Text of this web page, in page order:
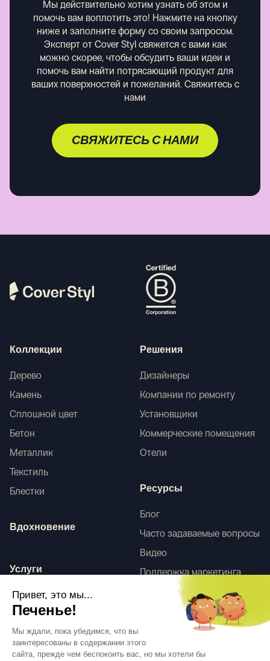
Мы действительно хотим узнать об этом и
помочь вам воплотить это! Нажмите на кнопку
ниже и заполните форму со своим запросом.
Эксперт от Cover Styl свяжется с вами как
можно скорее, чтобы обсудить ваши идеи и
помочь вам найти потрясающий продукт для
ваших поверхностей и пожеланий. Свяжитесь с
нами
СВЯЖИТЕСЬ С НАМИ
Коллекции
Дерево
Камень
Сплошной цвет
Бетон
Металлик
Текстиль
Блестки
Вдохновение
Услуги
Услуги по оформлению
интерьера
Решения
Дизайнеры
Компании по ремонту
Установщики
Коммерческие помещения
Отели
Ресурсы
Блог
Часто задаваемые вопросы
Видео
Поддержка маркетинга
HD-сканы
Привет, это мы...
Печенье!
Мы ждали, пока убедимся, что вы
заинтересованы в содержании этого
сайта, прежде чем беспокоить вас, но мы хотели бы